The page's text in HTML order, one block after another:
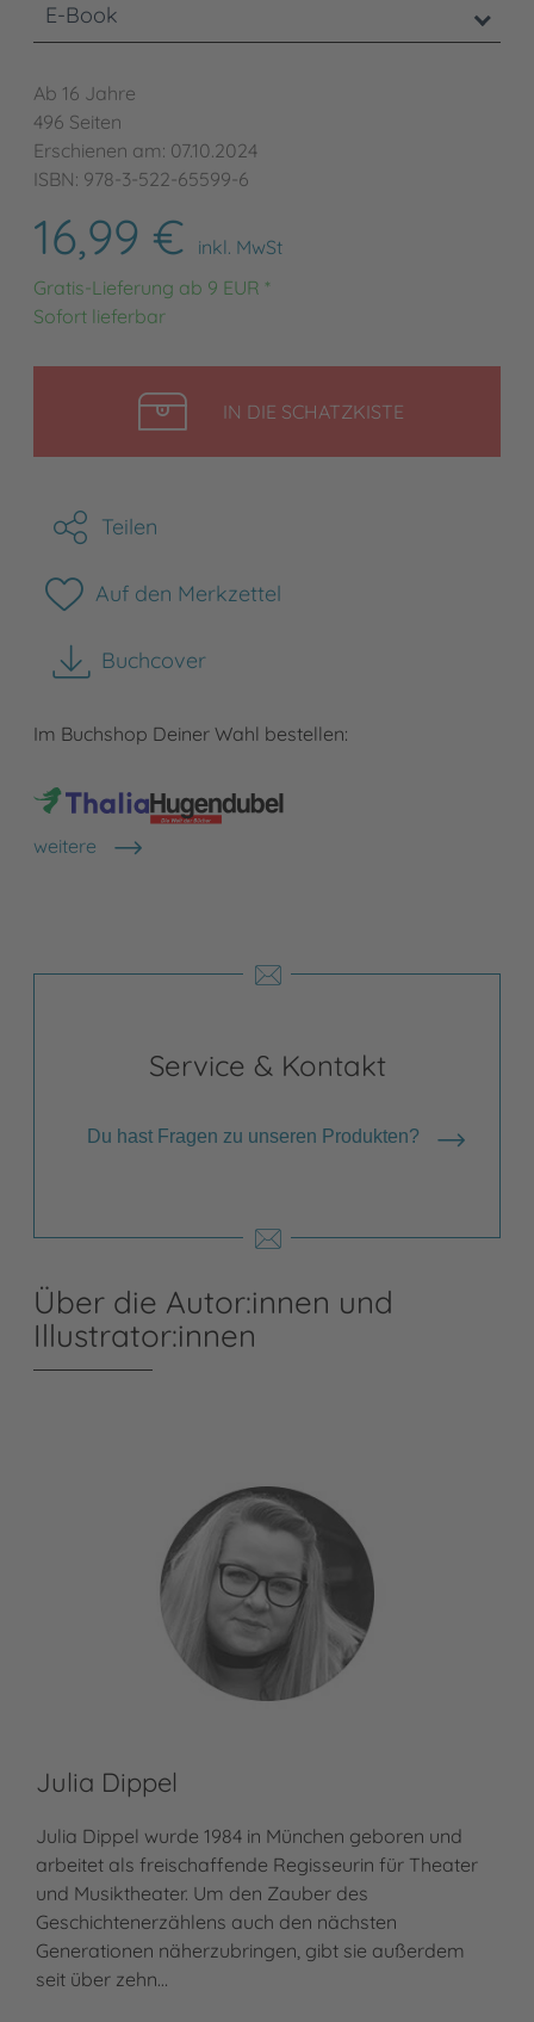
E-Book
Ab 16 Jahre
496 Seiten
Erschienen am: 07.10.2024
ISBN: 978-3-522-65599-6
16,99 €
inkl. MwSt
Gratis-Lieferung ab 9 EUR *
Sofort lieferbar
IN DIE SCHATZKISTELEGEN
Teilen
Auf den Merkzettel
Buchcover
herunterladen
Im Buchshop Deiner Wahl bestellen:
weitere
Shops anzeigen
Service & Kontakt
Du hast Fragen zu unseren Produkten?
Über die Autor:innen und
Illustrator:innen
Julia Dippel
Julia Dippel wurde 1984 in München geboren und
arbeitet als freischaffende Regisseurin für Theater
und Musiktheater. Um den Zauber des
Geschichtenerzählens auch den nächsten
Generationen näherzubringen, gibt sie außerdem
seit über zehn…